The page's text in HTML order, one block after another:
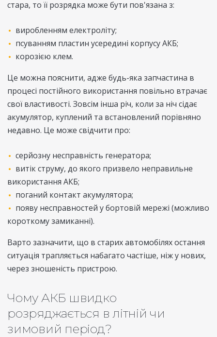
стара, то її розрядка може бути пов'язана з:
виробленням електроліту;
псуванням пластин усередині корпусу АКБ;
корозією клем.
Це можна пояснити, адже будь-яка запчастина в
процесі постійного використання повільно втрачає
свої властивості. Зовсім інша річ, коли за ніч сідає
акумулятор, куплений та встановлений порівняно
недавно. Це може свідчити про:
серйозну несправність генератора;
витік струму, до якого призвело неправильне
використання АКБ;
поганий контакт акумулятора;
появу несправностей у бортовій мережі (можливо
короткому замиканні).
Варто зазначити, що в старих автомобілях остання
ситуація трапляється набагато частіше, ніж у нових,
через зношеність пристрою.
Чому АКБ швидко
розряджається в літній чи
зимовий період?